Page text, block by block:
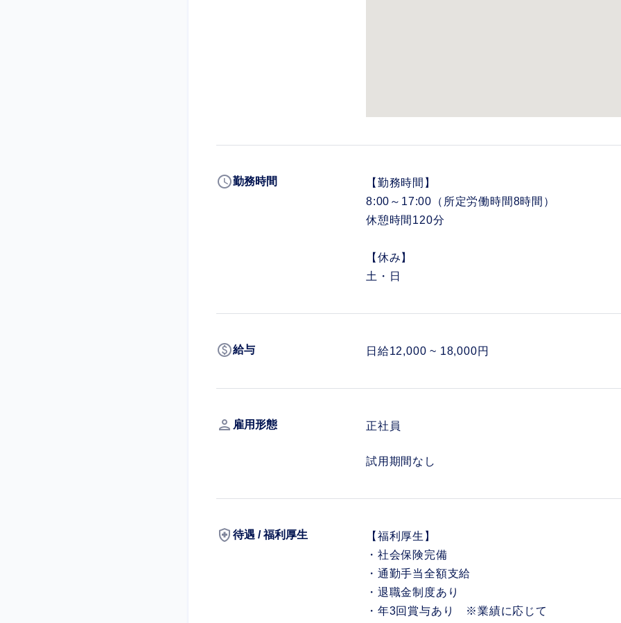
schedule勤務時間
【勤務時間】
8:00～17:00（所定労働時間8時間）
休憩時間120分
【休み】
土・日
paid給与 日給12,000 ~ 18,000円
person 雇用形態 正社員
試用期間なし
health_and_safety 待遇 / 福利厚生
【福利厚生】
・社会保険完備
・通勤手当全額支給
・退職金制度あり
・年3回賞与あり ※業績に応じて